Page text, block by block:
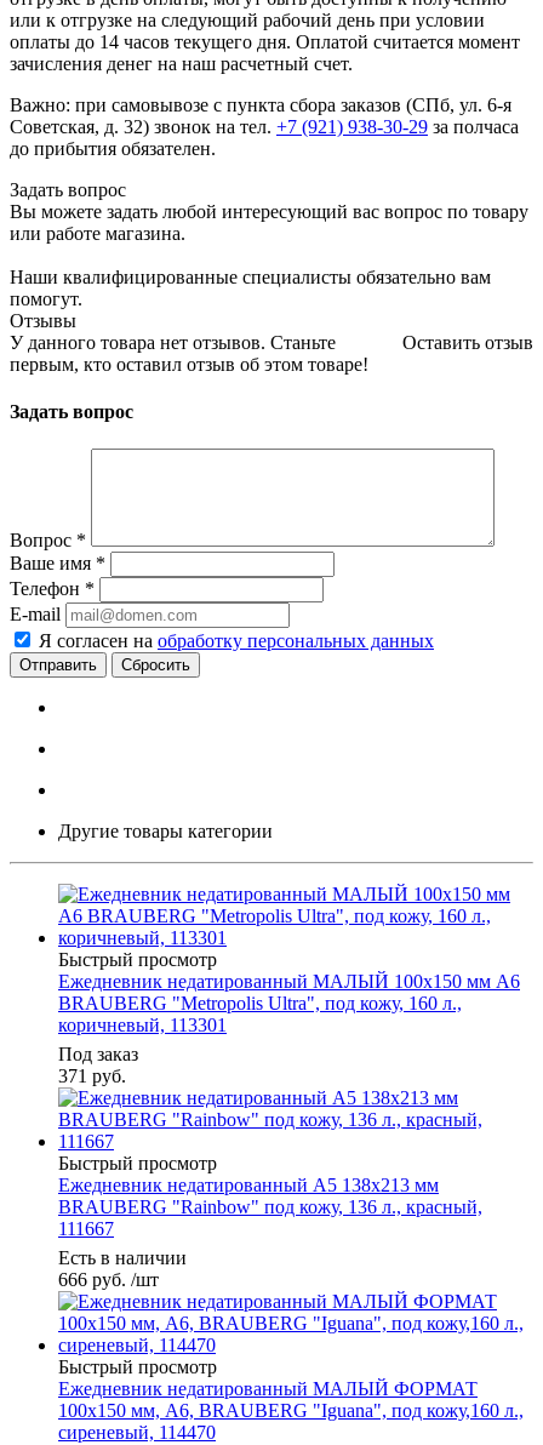
или к отгрузке на следующий рабочий день при условии
оплаты до 14 часов текущего дня. Оплатой считается момент
зачисления денег на наш расчетный счет.
Важно: при самовывозе с пункта сборa заказов (СПб, ул. 6-я
Советская, д. 32) звонок на тел. +7 (921) 938-30-29 за полчаса
до прибытия обязателен.
Задать вопрос
Вы можете задать любой интересующий вас вопрос по товару
или работе магазина.
Наши квалифицированные специалисты обязательно вам
помогут.
Отзывы
Оставить отзыв
У данного товара нет отзывов. Станьте
первым, кто оставил отзыв об этом товаре!
Задать вопрос
Вопрос *
Ваше имя *
Телефон *
E-mail
Я согласен на обработку персональных данных
Сбросить
Другие товары категории
Быстрый просмотр
Ежедневник недатированный МАЛЫЙ 100х150 мм А6
BRAUBERG "Metropolis Ultra", под кожу, 160 л.,
коричневый, 113301
Под заказ
371 руб.
Быстрый просмотр
Ежедневник недатированный А5 138х213 мм
BRAUBERG "Rainbow" под кожу, 136 л., красный,
111667
Есть в наличии
666 руб. /шт
Быстрый просмотр
Ежедневник недатированный МАЛЫЙ ФОРМАТ
100x150 мм, А6, BRAUBERG "Iguana", под кожу,160 л.,
сиреневый, 114470